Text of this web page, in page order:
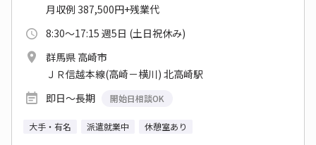
月収例 387,500円+残業代
8:30～17:15 週5日 (土日祝休み)
群馬県 高崎市
ＪＲ信越本線(高崎－横川) 北高崎駅
即日～長期
開始日相談OK
大手・有名 派遣就業中 休憩室あり